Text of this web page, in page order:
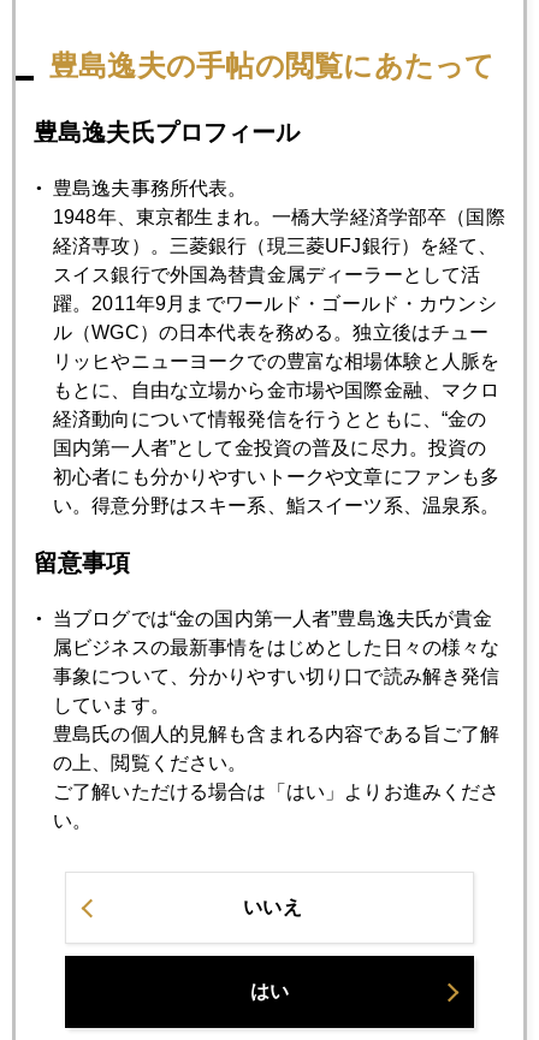
ＷＨＯ非常事態宣言後、株価反発・金反落の理由
2020年01月30日
2020年01月29日
新型肺炎優先、中国経済６％割れも覚悟か
2020年01月28日
コロナショック、中国デフォルト懸念再燃も
2020年01月27日
コロナショック、週明け、市場を直撃
新型肺炎、中国経済を直撃
2020年01月23日
ドイツと金の歴史
2020年01月22日
新型肺炎、市場にも衝撃
2020年01月21日
欧米で日本見直しの風潮
2020年01月20日
豊島逸夫の手帖の閲覧にあたって
豊島逸夫氏プロフィール
豊島逸夫事務所代表。
1948年、東京都生まれ。一橋大学経済学部卒（国際
経済専攻）。三菱銀行（現三菱UFJ銀行）を経て、
スイス銀行で外国為替貴金属ディーラーとして活
躍。2011年9月までワールド・ゴールド・カウンシ
ル（WGC）の日本代表を務める。独立後はチュー
リッヒやニューヨークでの豊富な相場体験と人脈を
もとに、自由な立場から金市場や国際金融、マクロ
経済動向について情報発信を行うとともに、“金の
国内第一人者”として金投資の普及に尽力。投資の
初心者にも分かりやすいトークや文章にファンも多
い。得意分野はスキー系、鮨スイーツ系、温泉系。
留意事項
当ブログでは“金の国内第一人者”豊島逸夫氏が貴金
属ビジネスの最新事情をはじめとした日々の様々な
事象について、分かりやすい切り口で読み解き発信
しています。
豊島氏の個人的見解も含まれる内容である旨ご了解
の上、閲覧ください。
ご了解いただける場合は「はい」よりお進みくださ
い。
いいえ
はい